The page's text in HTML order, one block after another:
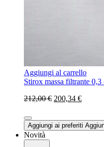
Aggiungi al carrello
Stirox massa filtrante
212,00 € 200,34 €
Aggiungi ai preferiti
Novità